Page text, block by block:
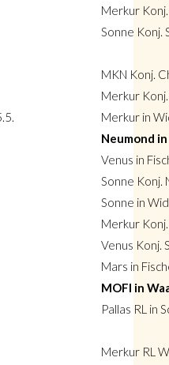
Merkur
Sonne Konj.
MKN Konj.
Merkur
Merkur in
Neumond
Venus in
Sonne Konj.
Sonne in
Merkur
Venus Konj.
Mars in
MOFI in
Pallas RL in
Merkur RL